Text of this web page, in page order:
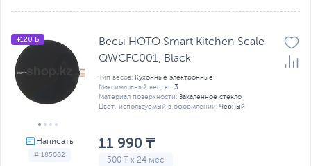
# 185002
+120 Б
Весы HOTO Smart Kitchen Scale
QWCFC001, Black
Тип весов: Кухонные электронные
Максимальный вес, кг: 3
Материал поверхности: Закаленное стекло
Цвет, используемый в оформлении: Черный
11 990 ₸
500 ₸ x 24 мес